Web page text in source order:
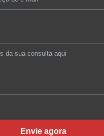
Envie agora